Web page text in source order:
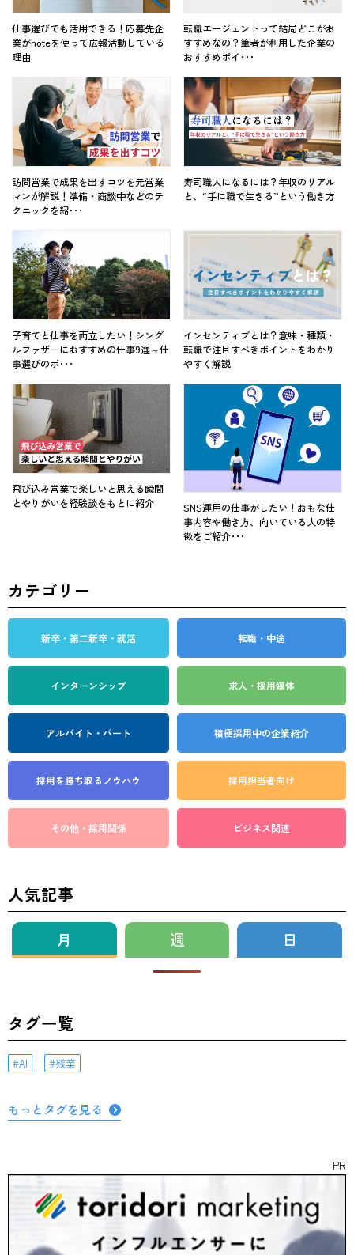
仕事選びでも活用できる！応募先企
業がnoteを使って広報活動している
理由
転職エージェントって結局どこがお
すすめなの？筆者が利用した企業の
おすすめポイ･･･
訪問営業で成果を出すコツを元営業
マンが解説！準備・商談中などのテ
クニックを紹･･･
寿司職人になるには？年収のリアル
と、“手に職で生きる”という働き方
子育てと仕事を両立したい！シング
ルファザーにおすすめの仕事9選～仕
事選びのポ･･･
インセンティブとは？意味・種類・
転職で注目すべきポイントをわかり
やすく解説
飛び込み営業で楽しいと思える瞬間
とやりがいを経験談をもとに紹介
SNS運用の仕事がしたい！おもな仕
事内容や働き方、向いている人の特
徴をご紹介･･･
カテゴリー
新卒・第二新卒・就活 転職・中途
インターンシップ 求人・採用媒体
アルバイト・パート 積極採用中の企業紹介
採用を勝ち取る ノウハウ 採用担当者向け
その他・採用関係 ビジネス関連
人気記事
月 週 日
タグ一覧
AI 残業
もっとタグを見る
PR